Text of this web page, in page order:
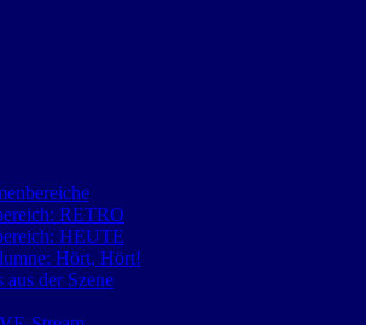
RETRO
HEUTE
Hört, Hört!
aus der Szene